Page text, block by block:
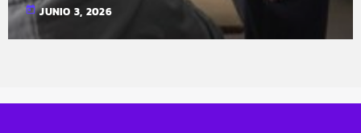
today JUNIO 3, 2026